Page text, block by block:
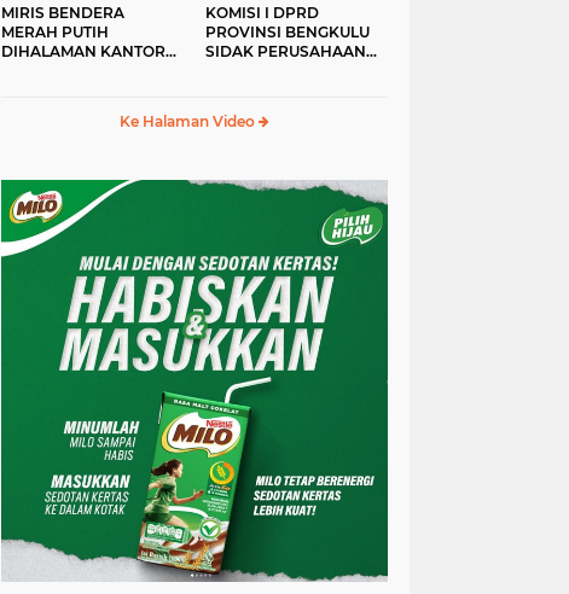
MIRIS BENDERA
MERAH PUTIH
DIHALAMAN KANTOR
KOMISI I DPRD
PROVINSI BENGKULU
SIDAK PERUSAHAAN
Ke Halaman Video